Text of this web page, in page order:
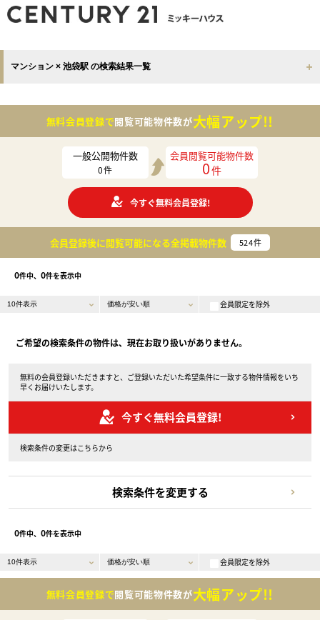
マンション × 池袋駅 の検索結果一覧
無料会員登録で閲覧可能物件数が大幅アップ!!
一般公開物件数
0件
会員閲覧可能物件数
0件
今すぐ無料会員登録!
会員登録後に閲覧可能になる全掲載物件数 524件
0件中、 0件を表示中
会員限定を除外
ご希望の検索条件の物件は、現在お取り扱いがありません。
無料の会員登録いただきますと、ご登録いただいた希望条件に一致する物件情報をいち
早くお届けいたします。
今すぐ無料会員登録!
検索条件の変更はこちらから
検索条件を変更する
0件中、 0件を表示中
会員限定を除外
無料会員登録で閲覧可能物件数が大幅アップ!!